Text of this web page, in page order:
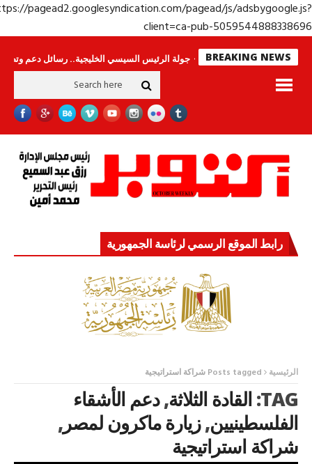
https://pagead2.googlesyndication.com/pagead/js/
client=ca-pub-
BREAKING NEWS
وحراس لا ينامون جولة الرئيس السيسي الخليجية.. رسائل دعم وتضامن
رابط الموقع الرسمي لرئاسة الجمهورية
الرئيسية Posts tagged شراكة استراتيجية
TAG: القادة الثلاثة,دعم الأشقاء
الفلسطينيين,زيارة ماكرون لمصر,
شراكة استراتيجية